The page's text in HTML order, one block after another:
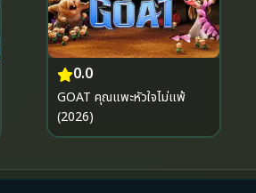
0.0
GOAT คุณแพะหัวใจไม่แพ้
(2026)